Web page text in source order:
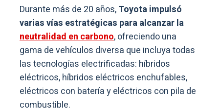
Durante más de 20 años,Toyota impulsó
varias vías estratégicas para alcanzar la
neutralidad en carbono, ofreciendo una
gama de vehículos diversa que incluya todas
las tecnologías electrificadas: híbridos
eléctricos, híbridos eléctricos enchufables,
eléctricos con batería y eléctricos con pila de
combustible.